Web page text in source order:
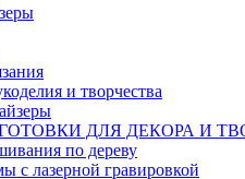
и творчества
ДЛЯ ДЕКОРА И
по дереву
с лазерной гравировкой